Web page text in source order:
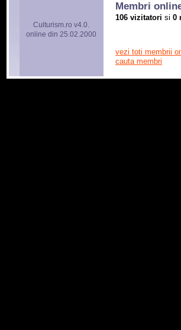
Culturism.ro v4.0.
online din 25.02.2000
Membri
106 vizitatori si 0
vezi toti membrii
cauta membri